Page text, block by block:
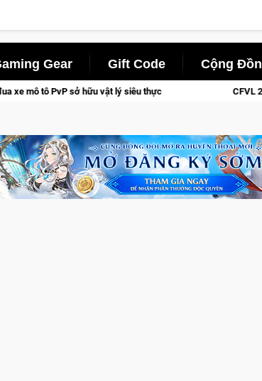
Gear Gift Code Cộng
thực CFVL 2026 Mùa 2 khép lại với hành